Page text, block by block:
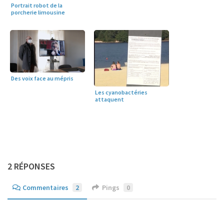
Portrait robot de la
porcherie limousine
Des voix face au mépris
Les cyanobactéries
attaquent
2 RÉPONSES
Commentaires 2 Pings 0